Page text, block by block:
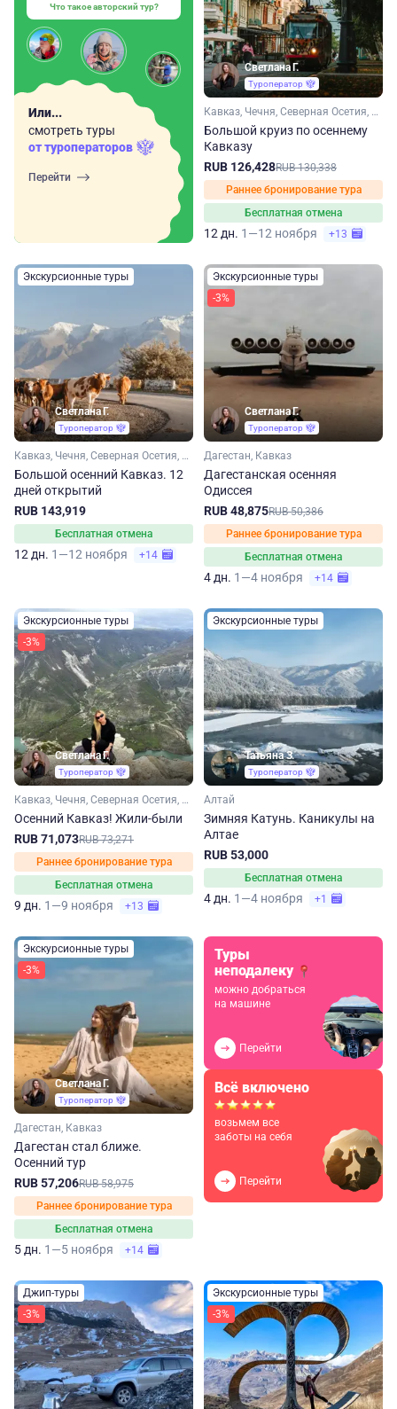
Что такое авторский тур?
Или...
смотреть туры
от туроператоров
Перейти
Светлана Г.
Туроператор
Кавказ, Чечня, Северная Осетия, Кабардино-Балкария, Ингушетия, Дагестан
Большой круиз по осеннему
Кавказу
RUB 126,428RUB 130,338
Раннее бронирование тура
Бесплатная отмена
12 дн. 1—12 ноября +13
Экскурсионные туры
Светлана Г.
Туроператор
Кавказ, Чечня, Северная Осетия, Кабардино-Балкария, Ингушетия, Дагестан
Большой осенний Кавказ. 12
дней открытий
RUB 143,919
Бесплатная отмена
12 дн. 1—12 ноября +14
Экскурсионные туры
-3%
Светлана Г.
Туроператор
Дагестан, Кавказ
Дагестанская осенняя
Одиссея
RUB 48,875RUB 50,386
Раннее бронирование тура
Бесплатная отмена
4 дн. 1—4 ноября +14
Экскурсионные туры
-3%
Светлана Г.
Туроператор
Кавказ, Чечня, Северная Осетия, Дагестан
Осенний Кавказ! Жили-были
RUB 71,073RUB 73,271
Раннее бронирование тура
Бесплатная отмена
9 дн. 1—9 ноября +13
Экскурсионные туры
Татьяна З.
Туроператор
Алтай
Зимняя Катунь. Каникулы на
Алтае
RUB 53,000
Бесплатная отмена
4 дн. 1—4 ноября +1
Экскурсионные туры
-3%
Светлана Г.
Туроператор
Дагестан, Кавказ
Дагестан стал ближе.
Осенний тур
RUB 57,206RUB 58,975
Раннее бронирование тура
Бесплатная отмена
5 дн. 1—5 ноября +14
Туры
неподалеку
можно добраться
на машине
Перейти
Всё включено
возьмем все
заботы на себя
Перейти
Джип-туры
-3%
Экскурсионные туры
-3%